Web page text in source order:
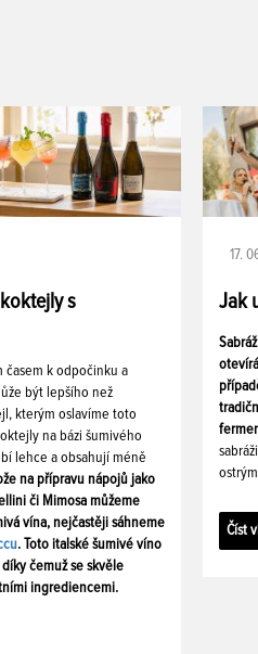
s
časem k odpočinku a
být lepšího než
kterým oslavíme toto
na bázi šumivého
lehce a obsahují méně
na přípravu nápojů jako
či Mimosa můžeme
vína, nejčastěji sáhneme
. Toto italské šumivé víno
čemuž se skvěle
ingrediencemi.
17.
Jak
Číst